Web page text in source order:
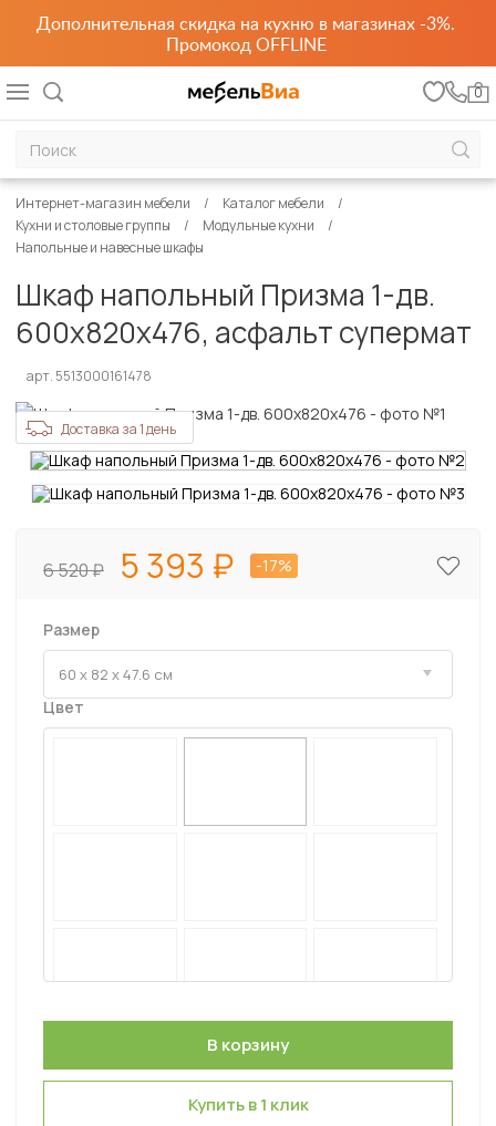
Дополнительная скидка на кухню в магазинах -3%.
Промокод OFFLINE
0
Интернет-магазин мебели
Каталог мебели
Кухни и столовые группы
Модульные кухни
Напольные и навесные шкафы
Шкаф напольный Призма 1-дв.
600х820х476, асфальт супермат
арт. 5513000161478
Доставка за 1 день
6 520 5 393 -17%
Размер
Цвет
Купить в 1 клик